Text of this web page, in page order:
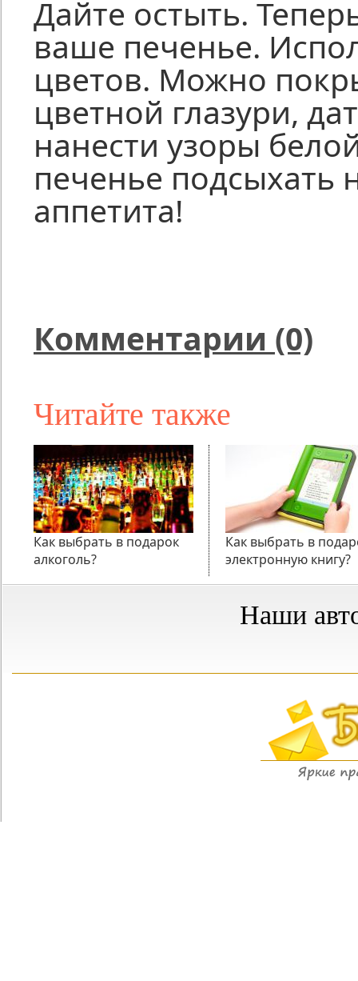
Дайте остыть.
ваше печенье.
цветов. Можно
цветной глазури,
нанести узоры
печенье подсыхать
аппетита!
Комментарии (0)
Читайте также
Как выбрать в подарок
алкоголь?
Как выбрать в
электронную книгу?
Наши